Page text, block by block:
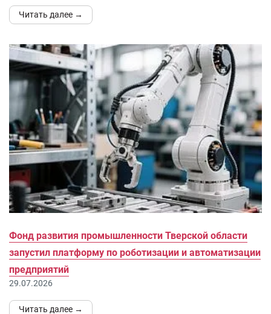
Читать далее →
Фонд развития промышленности Тверской области
запустил платформу по роботизации и автоматизации
предприятий
29.07.2026
Читать далее →